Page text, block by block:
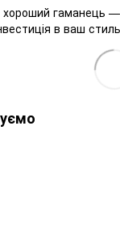
хороший гаманець
в ваш стиль